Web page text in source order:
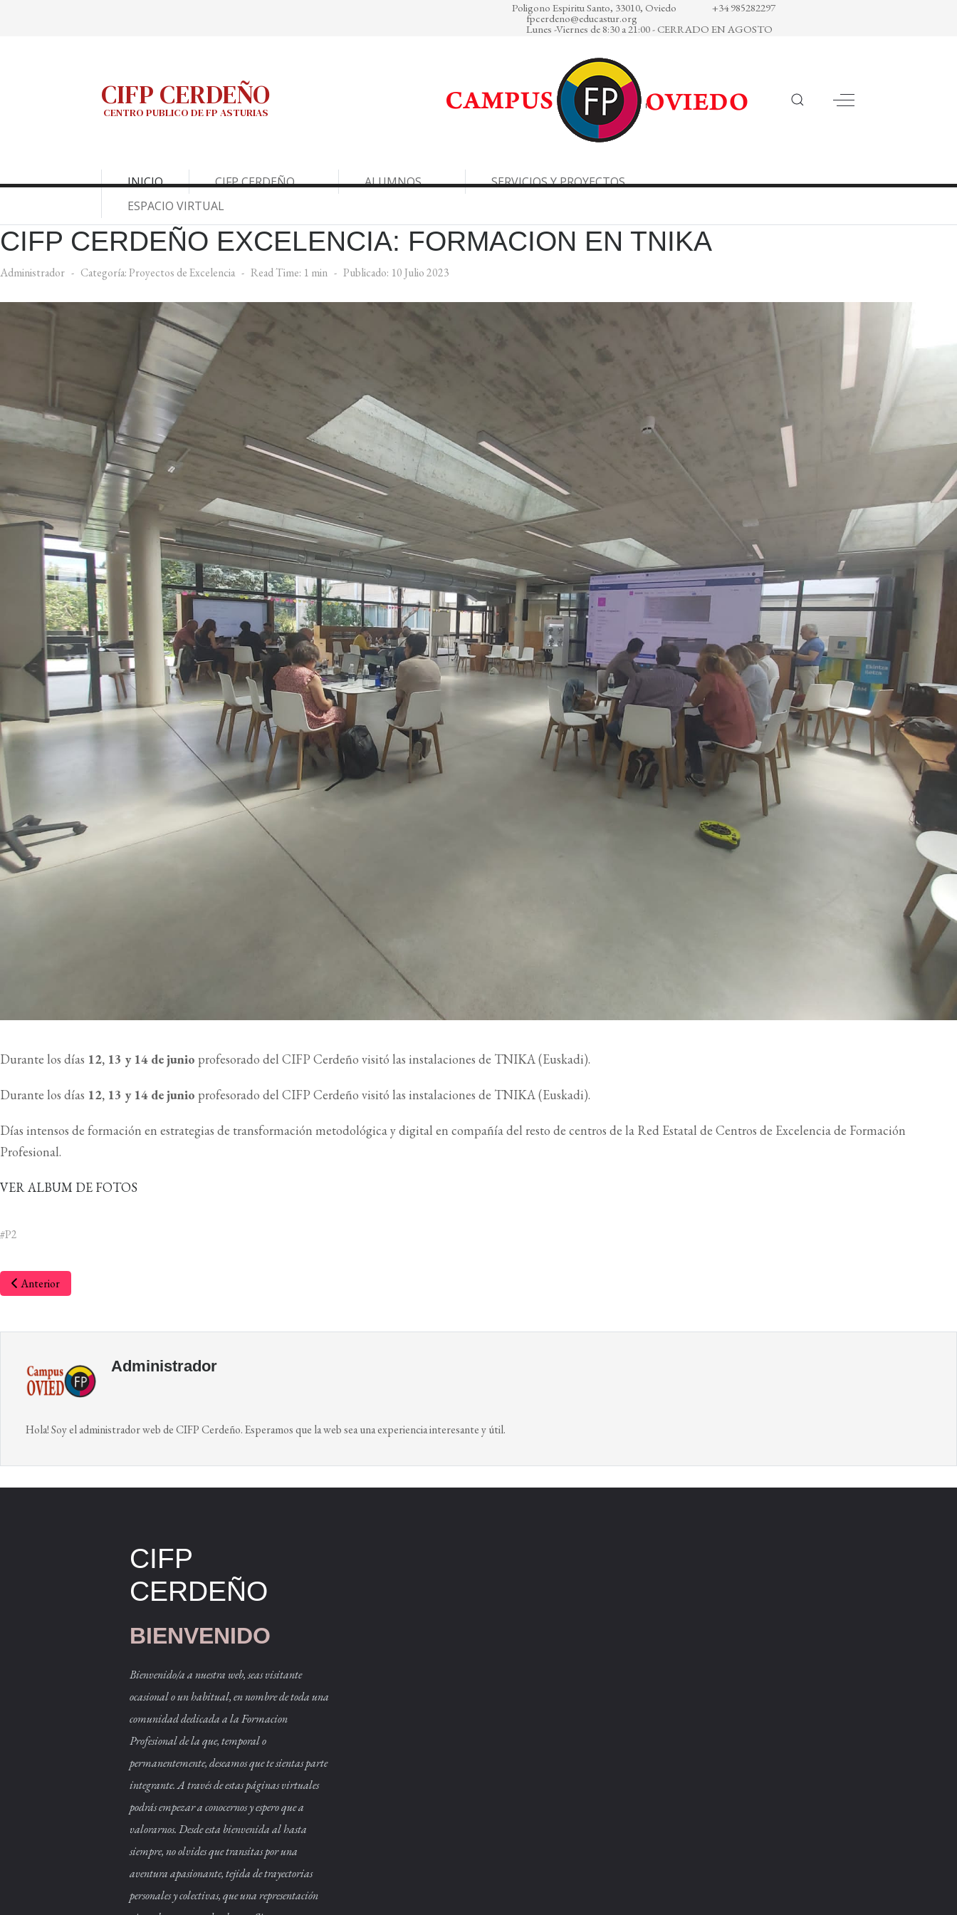
Poligono Espiritu Santo, 33010, Oviedo +34 985282297
fpcerdeno@educastur.org
Lunes -Viernes de 8:30 a 21:00 - CERRADO EN AGOSTO
CIFP CERDEÑO
CENTRO PUBLICO DE FP ASTURIAS
INICIO CIFP CERDEÑO ALUMNOS
SERVICIOS Y PROYECTOS
ESPACIO VIRTUAL
CIFP CERDEÑO EXCELENCIA: FORMACION EN TNIKA
Administrador Categoría:Proyectos de Excelencia Read Time: 1 min Publicado: 10 Julio 2023
Durante los días 12, 13 y 14 de junio profesorado del CIFP Cerdeño visitó las instalaciones de TNIKA (Euskadi).
Durante los días 12, 13 y 14 de junio profesorado del CIFP Cerdeño visitó las instalaciones de TNIKA (Euskadi).
Días intensos de formación en estrategias de transformación metodológica y digital en compañía del resto de centros de la Red Estatal de Centros de Excelencia de Formación
Profesional.
VER ALBUM DE FOTOS
#P2
Anterior
Administrador
Hola! Soy el administrador web de CIFP Cerdeño. Esperamos que la web sea una experiencia interesante y útil.
CIFP
CERDEÑO
BIENVENIDO
Bienvenido/a a nuestra web, seas visitante
ocasional o un habitual, en nombre de toda una
comunidad dedicada a la Formacion
Profesional de la que, temporal o
permanentemente, deseamos que te sientas parte
integrante. A través de estas páginas virtuales
podrás empezar a conocernos y espero que a
valorarnos. Desde esta bienvenida al hasta
siempre, no olvides que transitas por una
aventura apasionante, tejida de trayectorias
personales y colectivas, que una representación